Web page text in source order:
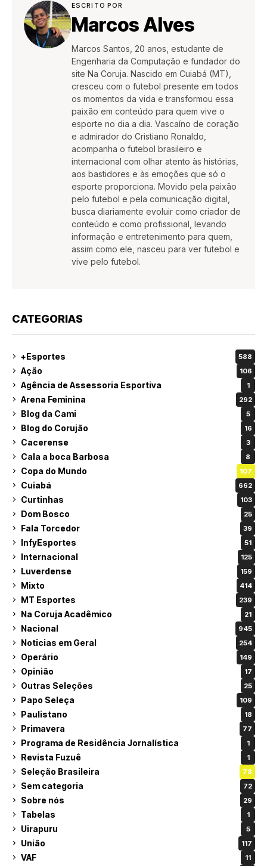
ESCRITO POR
Marcos Alves
Marcos Santos, 20 anos, estudante de
Engenharia da Computação e fundador do
site Na Coruja. Nascido em Cuiabá (MT),
cresceu com o futebol presente em todos
os momentos da vida e transformou essa
paixão em conteúdo para quem vive o
esporte no dia a dia. Vascaíno de coração
e admirador do Cristiano Ronaldo,
acompanha o futebol brasileiro e
internacional com olhar atento às histórias,
aos bastidores e às emoções que só o
esporte proporciona. Movido pela paixão
pelo futebol e pela comunicação digital,
busca diariamente evoluir como criador de
conteúdo e como profissional, levando
informação e entretenimento para quem,
assim como ele, nasceu para ver futebol e
vive pelo futebol.
CATEGORIAS
+Esportes 588
Ação 106
Agência de Assessoria Esportiva 1
Arena Feminina 292
Blog da Cami 5
Blog do Corujão 16
Cacerense 3
Cala a boca Barbosa 8
Copa do Mundo 107
Cuiabá 662
Curtinhas 103
Dom Bosco 25
Fala Torcedor 39
InfyEsportes 51
Internacional 125
Luverdense 159
Mixto 414
MT Esportes 239
Na Coruja Acadêmico 21
Nacional 945
Noticias em Geral 254
Operário 149
Opinião 17
Outras Seleções 25
Papo Seleça 109
Paulistano 18
Primavera 77
Programa de Residência Jornalística 1
Revista Fuzuê 1
Seleção Brasileira 78
Sem categoria 72
Sobre nós 29
Tabelas 1
Uirapuru 5
União 117
VAF 11